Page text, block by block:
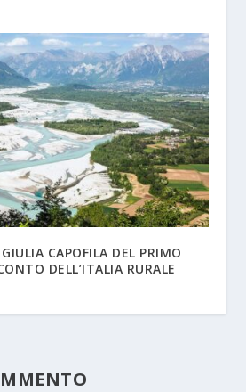
CAPOFILA DEL PRIMO
DELL’ITALIA RURALE